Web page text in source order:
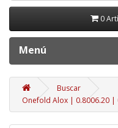
0
Menú
Buscar
Onefold Alox | 0.8006.20 |